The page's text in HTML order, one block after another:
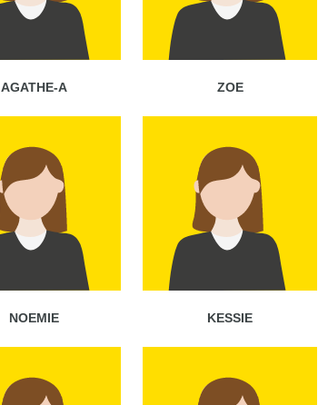
AGATHE-A ZOE
NOEMIE KESSIE